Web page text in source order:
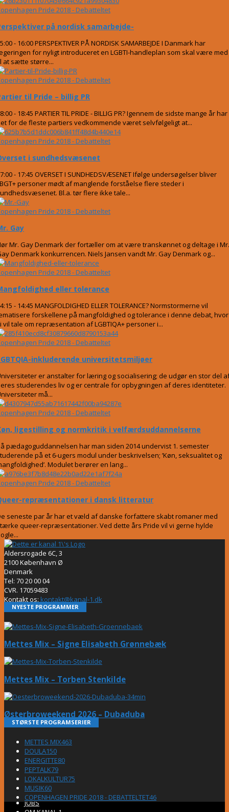
Pride 2018 - Debatteltet
på nordisk samarbejde-
- 16:00 PERSPEKTIVER PÅ NORDISK SAMARBEJDE I Danmark har
for nyligt introduceret en LGBTI-handleplan som skal være med
at sætte større...
Pride 2018 - Debatteltet
til Pride – billig PR
- 18:45 PARTIER TIL PRIDE - BILLIG PR? Igennem de sidste mange år har
for de fleste partiers vedkommende været selvfølgeligt at...
Pride 2018 - Debatteltet
i sundhedsvæsenet
- 17:45 OVERSET I SUNDHEDSVÆSENET Ifølge undersøgelser bliver
personer mødt af manglende forståelse flere steder i
Bl.a. tør flere ikke tale...
Pride 2018 - Debatteltet
Gay
Mr. Gay Denmark der fortæller om at være transkønnet og deltage i Mr.
Denmark konkurrencen. Niels Jansen vandt Mr. Gay Denmark og...
Pride 2018 - Debatteltet
eller tolerance
- 14:45 MANGFOLDIGHED ELLER TOLERANCE? Normstormerne vil
forskellene på mangfoldighed og tolerance i denne debat, hvor
vil tale om repræsentation af LGBTIQA+ personer i...
Pride 2018 - Debatteltet
inkluderende universitetsmiljøer
er anstalter for læring og socialisering; de udgør en stor del
studerendes liv og er centrale for opbygningen af deres identiteter.
må...
Pride 2018 - Debatteltet
ligestilling og normkritik i velfærdsuddannelserne
pædagoguddannelsen har man siden 2014 undervist 1. semester
på et 6-ugers modul under beskrivelsen; ’Køn, seksualitet og
Modulet berører en lang...
Pride 2018 - Debatteltet
repræsentationer i dansk litteratur
seneste par år har et væld af danske forfattere skabt romaner med
queer-repræsentationer. Ved dette års Pride vil vi gerne hylde
Aldersrogade 6C, 3
2100 København Ø
Denmark
Tel: 70 20 00 04
CVR. 17059483
Kontakt os: kontakt@kanal-1.dk
NYESTE PROGRAMMER
Mettes Mix – Signe Elisabeth Grønnebæk
Mettes Mix – Torben Stenkilde
Østerbroweekend 2026 – Dubaduba
STØRSTE PROGRAMSERIER
METTES MIX463
DOULA150
ENERGITTE80
PEPTALK79
LOKALKULTUR75
MUSIK60
COPENHAGEN PRIDE 2018 - DEBATTELTET46
JOBS